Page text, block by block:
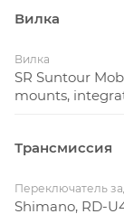
Вилка
Вилка
SR Suntour
mounts,
Трансмиссия
Переключатель
Shimano, RD-